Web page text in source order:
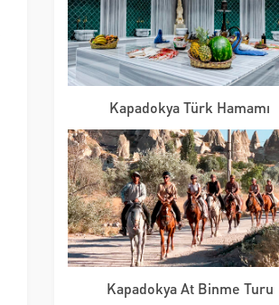
Kapadokya Türk Hamamı
Kapadokya At Binme Turu